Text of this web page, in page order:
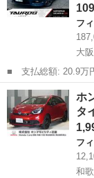
フ
大
■ 支払総額: 20.9万円 ■ 車両本体価格： 109,000 円 ■ メーカー
名： ホンダ ■ 車種
ード名： ハイブ
Ｖ 純正１６...
大阪 堺市
ホ
タ
フ
和